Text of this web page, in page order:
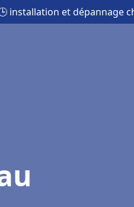
installation et dépannage